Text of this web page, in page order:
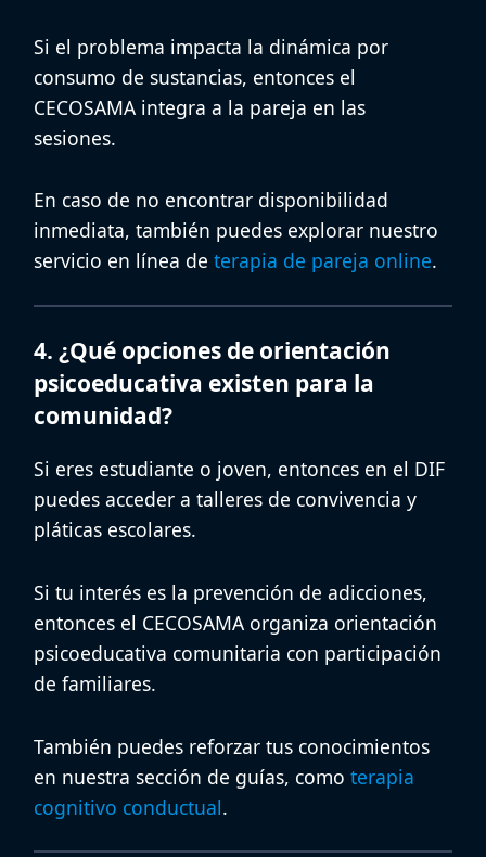
Si el problema impacta la dinámica por
consumo de sustancias, entonces el
CECOSAMA integra a la pareja en las
sesiones.
En caso de no encontrar disponibilidad
inmediata, también puedes explorar nuestro
servicio en línea de terapia de pareja online.
4. ¿Qué opciones de orientación
psicoeducativa existen para la
comunidad?
Si eres estudiante o joven, entonces en el DIF
puedes acceder a talleres de convivencia y
pláticas escolares.
Si tu interés es la prevención de adicciones,
entonces el CECOSAMA organiza orientación
psicoeducativa comunitaria con participación
de familiares.
También puedes reforzar tus conocimientos
en nuestra sección de guías, como terapia
cognitivo conductual.